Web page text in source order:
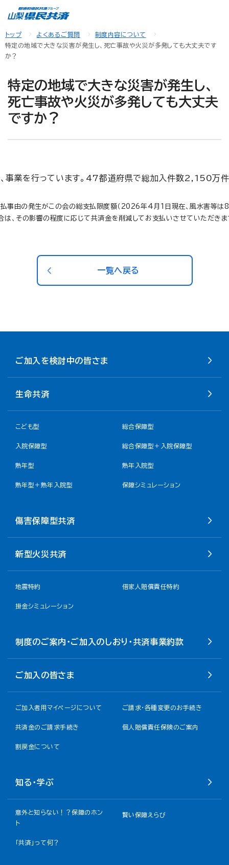
トップ よくあるご質問
制度内容について
特定の地域で大きな災害が発生し、死亡事故や火災が多発しても大丈夫です
か？
特定の地域で大きな災害が発生し、
死亡事故や火災が多発しても大丈夫
ですか？
業を行っています。47都道府県で総加入件数2,150
由の発生がこの会の総支払限度額（2026年4月1日現在、風水害等は
、その影響の程度に応じて共済金を削減してお支払いさせていただきま
一覧へ戻る
ご加入を検討中の皆さま
生命共済
こども型 総合保障型
入院保障型 総合保障型＋入院保障型
熟年型 熟年入院型
熟年型＋熟年入院型 保障シミュレーション
傷害保障型共済
新型火災共済
地震特約 借家人賠償責任特約
掛金シミュレーション
制度のご案内・ご加入のしおり・共済事業約款
ご加入の皆さま
ご加入者用マイページについて ご請求・各種変更のお手続き
共済金のご請求手続き 個人賠償責任保険のご案内
割戻金について​
知る・学ぶ
意外と知らない！？保障のホン
ト
賢い保障えらび
「共済」って何？